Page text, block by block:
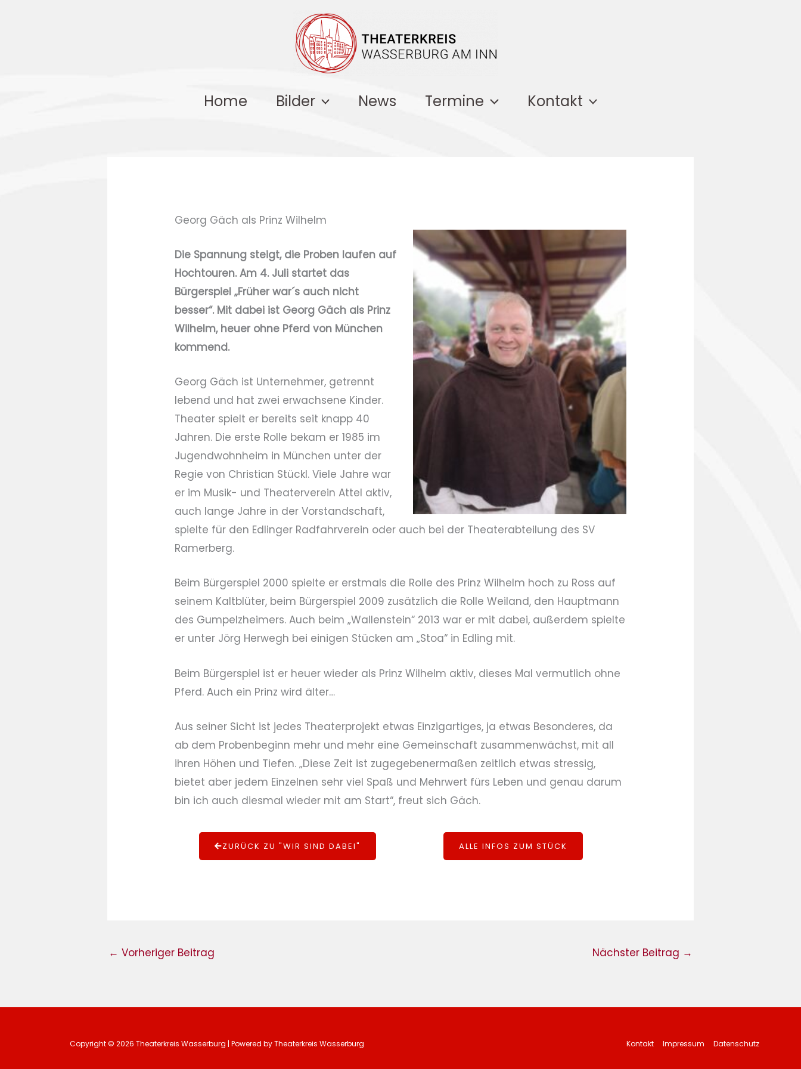
Home Bilder News Termine Kontakt
Georg Gäch als Prinz Wilhelm
Die Spannung steigt, die Proben laufen auf
Hochtouren. Am 4. Juli startet das
Bürgerspiel „Früher war´s auch nicht
besser“. Mit dabei ist Georg Gäch als Prinz
Wilhelm, heuer ohne Pferd von München
kommend.
Georg Gäch ist Unternehmer, getrennt
lebend und hat zwei erwachsene Kinder.
Theater spielt er bereits seit knapp 40
Jahren. Die erste Rolle bekam er 1985 im
Jugendwohnheim in München unter der
Regie von Christian Stückl. Viele Jahre war
er im Musik- und Theaterverein Attel aktiv,
auch lange Jahre in der Vorstandschaft,
spielte für den Edlinger Radfahrverein oder auch bei der Theaterabteilung des SV
Ramerberg.
Beim Bürgerspiel 2000 spielte er erstmals die Rolle des Prinz Wilhelm hoch zu Ross auf
seinem Kaltblüter, beim Bürgerspiel 2009 zusätzlich die Rolle Weiland, den Hauptmann
des Gumpelzheimers. Auch beim „Wallenstein“ 2013 war er mit dabei, außerdem spielte
er unter Jörg Herwegh bei einigen Stücken am „Stoa“ in Edling mit.
Beim Bürgerspiel ist er heuer wieder als Prinz Wilhelm aktiv, dieses Mal vermutlich ohne
Pferd. Auch ein Prinz wird älter…
Aus seiner Sicht ist jedes Theaterprojekt etwas Einzigartiges, ja etwas Besonderes, da
ab dem Probenbeginn mehr und mehr eine Gemeinschaft zusammenwächst, mit all
ihren Höhen und Tiefen. „Diese Zeit ist zugegebenermaßen zeitlich etwas stressig,
bietet aber jedem Einzelnen sehr viel Spaß und Mehrwert fürs Leben und genau darum
bin ich auch diesmal wieder mit am Start“, freut sich Gäch.
ZURÜCK ZU "WIR SIND DABEI" ALLE INFOS ZUM STÜCK
← Vorheriger Beitrag Nächster Beitrag →
Copyright © 2026 Theaterkreis Wasserburg | Powered by Theaterkreis Wasserburg Kontakt Impressum Datenschutz